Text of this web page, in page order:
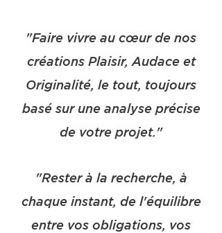
"Faire vivre au cœur de nos
créations Plaisir, Audace et
Originalité, le tout, toujours
basé sur une analyse précise
de votre projet."
"Rester à la recherche, à
chaque instant, de l'équilibre
entre vos obligations, vos